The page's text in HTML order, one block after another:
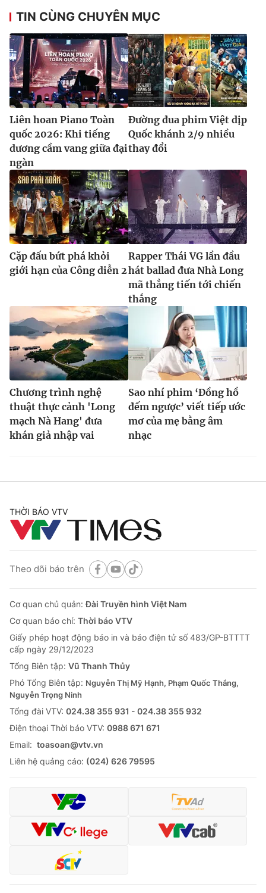
TIN CÙNG CHUYÊN MỤC
Liên hoan Piano Toàn
quốc 2026: Khi tiếng
dương cầm vang giữa đại
ngàn
Đường đua phim Việt dịp
Quốc khánh 2/9 nhiều
thay đổi
Cặp đấu bứt phá khỏi
giới hạn của Công diễn 2
Rapper Thái VG lần đầu
hát ballad đưa Nhà Long
mã thẳng tiến tới chiến
thắng
Chương trình nghệ
thuật thực cảnh 'Long
mạch Nà Hang' đưa
khán giả nhập vai
Sao nhí phim ‘Đồng hồ
đếm ngược’ viết tiếp ước
mơ của mẹ bằng âm
nhạc
THỜI BÁO VTV
Theo dõi báo trên
Cơ quan chủ quản:Đài Truyền hình Việt Nam
Cơ quan báo chí: Thời báo VTV
Giấy phép hoạt động báo in và báo điện tử số 483/GP-BTTTT
cấp ngày 29/12/2023
Tổng Biên tập: Vũ Thanh Thủy
Phó Tổng Biên tập: Nguyễn Thị Mỹ Hạnh, Phạm Quốc Thắng,
Nguyễn Trọng Ninh
Tổng đài VTV: 024.38 355 931 - 024.38 355 932
Ðiện thoại Thời báo VTV: 0988 671 671
Email: toasoan@vtv.vn
Liên hệ quảng cáo: (024) 626 79595